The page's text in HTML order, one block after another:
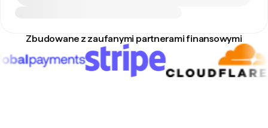
Zbudowane z zaufanymi partnerami finansowymi